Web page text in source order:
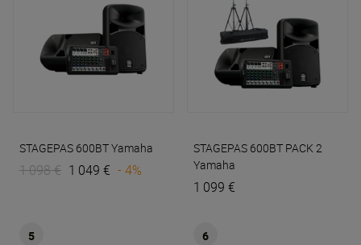
STAGEPAS 600BTYamaha
1 098 € 1 049 € - 4%
STAGEPAS 600BT PACK 2
Yamaha
1 099 €
5 6